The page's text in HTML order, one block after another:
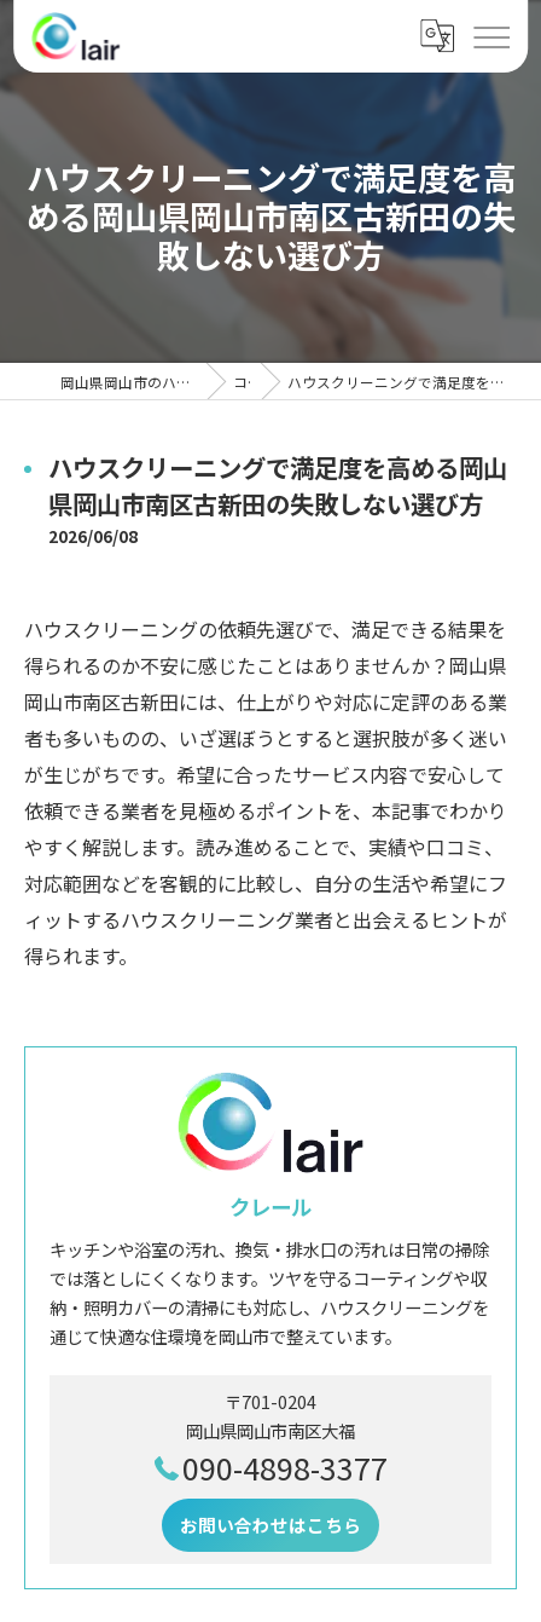
ハウスクリーニングで満足度を高
める岡山県岡山市南区古新田の失
敗しない選び方
岡山県岡山市のハウスクリーニングならクレール コラム ハウスクリーニングで満足度を高める岡山県岡山市南区古新田の失敗しない選び方
ハウスクリーニングで満足度を高める岡山
県岡山市南区古新田の失敗しない選び方
2026/06/08
ハウスクリーニングの依頼先選びで、満足できる結果を
得られるのか不安に感じたことはありませんか？岡山県
岡山市南区古新田には、仕上がりや対応に定評のある業
者も多いものの、いざ選ぼうとすると選択肢が多く迷い
が生じがちです。希望に合ったサービス内容で安心して
依頼できる業者を見極めるポイントを、本記事でわかり
やすく解説します。読み進めることで、実績や口コミ、
対応範囲などを客観的に比較し、自分の生活や希望にフ
ィットするハウスクリーニング業者と出会えるヒントが
得られます。
クレール
キッチンや浴室の汚れ、換気・排水口の汚れは日常の掃除
では落としにくくなります。ツヤを守るコーティングや収
納・照明カバーの清掃にも対応し、ハウスクリーニングを
通じて快適な住環境を岡山市で整えています。
〒701-0204
岡山県岡山市南区大福
090-4898-3377
お問い合わせはこちら